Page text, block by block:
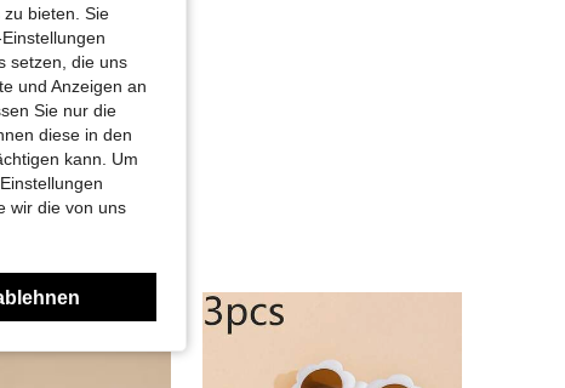
bieten. Sie
setzen, die uns
und Anzeigen an
Sie nur die
diese in den
kann. Um
wir die von uns